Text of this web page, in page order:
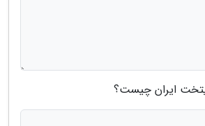
ایران چیست؟